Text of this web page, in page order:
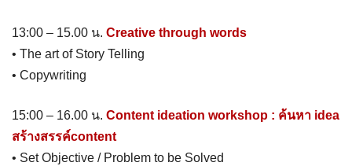
13:00 – 15.00 น. Creative through words
• The art of Story Telling
• Copywriting
15:00 – 16.00 น. Content ideation workshop : ค้นหา idea
สร้างสรรค์content
• Set Objective / Problem to be Solved